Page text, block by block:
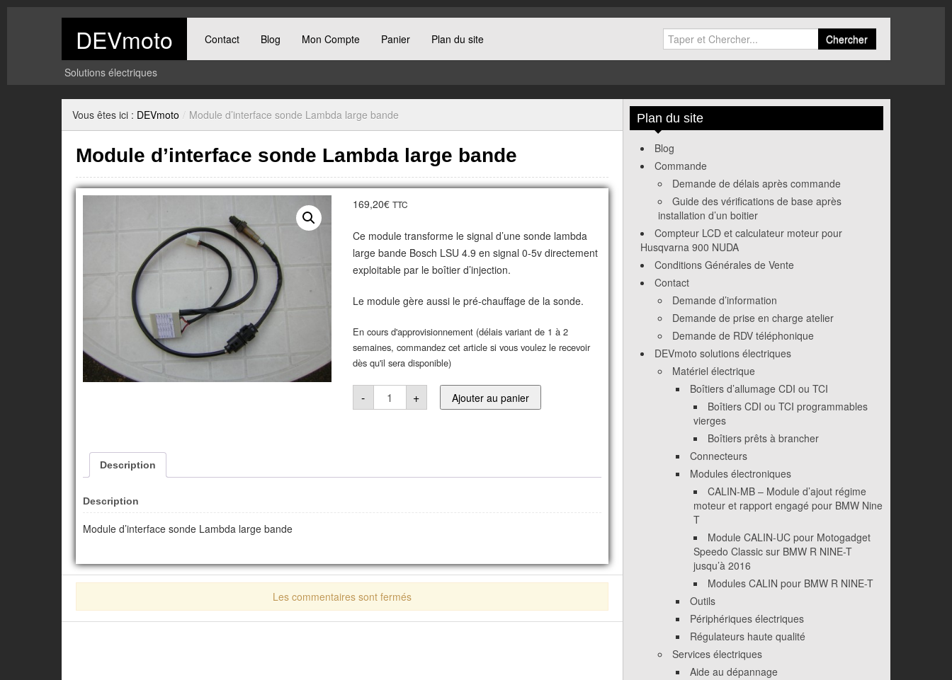
DEVmoto Contact Blog Mon Compte Panier Plan du site Chercher
Solutions électriques
Vous êtes ici : DEVmoto / Module d’interface sonde Lambda large bande
Module d’interface sonde Lambda large bande
169,20€ TTC
Ce module transforme le signal d’une sonde lambda
large bande Bosch LSU 4.9 en signal 0-5v directement
exploitable par le boîtier d’injection.
Le module gère aussi le pré-chauffage de la sonde.
En cours d'approvisionnement (délais variant de 1 à 2
semaines, commandez cet article si vous voulez le recevoir
dès qu'il sera disponible)
-
quantité
de
large
+ Ajouter au panier
Description
Description
Module d’interface sonde Lambda large bande
Les commentaires sont fermés
Plan du site
Blog
Commande
Demande de délais après commande
Guide des vérifications de base après
installation d’un boitier
Compteur LCD et calculateur moteur pour
Husqvarna 900 NUDA
Conditions Générales de Vente
Contact
Demande d’information
Demande de prise en charge atelier
Demande de RDV téléphonique
DEVmoto solutions électriques
Matériel électrique
Boîtiers d’allumage CDI ou TCI
Boîtiers CDI ou TCI programmables
vierges
Boîtiers prêts à brancher
Connecteurs
Modules électroniques
CALIN-MB – Module d’ajout régime
moteur et rapport engagé pour BMW Nine
T
Module CALIN-UC pour Motogadget
Speedo Classic sur BMW R NINE-T
jusqu’à 2016
Modules CALIN pour BMW R NINE-T
Outils
Périphériques électriques
Régulateurs haute qualité
Services électriques
Aide au dépannage